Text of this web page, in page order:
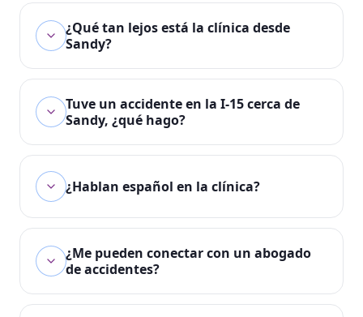
¿Qué tan lejos está la clínica desde
Sandy?
Tuve un accidente en la I-15 cerca de
Sandy, ¿qué hago?
¿Hablan español en la clínica?
¿Me pueden conectar con un abogado
de accidentes?